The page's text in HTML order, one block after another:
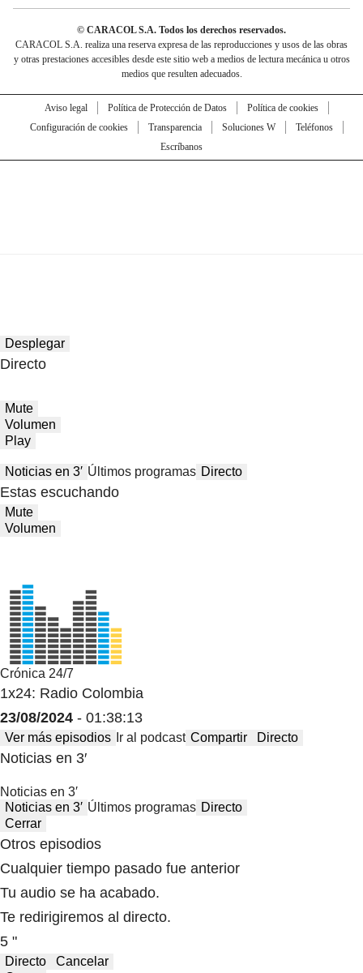
© CARACOL S.A. Todos los derechos reservados.
CARACOL S.A. realiza una reserva expresa de las reproducciones y usos de las obras
y otras prestaciones accesibles desde este sitio web a medios de lectura mecánica u otros
medios que resulten adecuados.
Aviso legal Política de Protección de Datos
Política de cookies
Configuración de cookies
Transparencia Soluciones W
Teléfonos
Escríbanos
Desplegar
Directo
Mute
Volumen
Play
Noticias en 3′ Últimos programas Directo
Estas escuchando
Mute
Volumen
Crónica 24/7
1x24: Radio Colombia
23/08/2024 - 01:38:13
Ver más episodios Ir al podcast Compartir Directo
Noticias en 3′
Noticias en 3′
Noticias en 3′ Últimos programas Directo
Cerrar
Otros episodios
Cualquier tiempo pasado fue anterior
Tu audio se ha acabado.
Te redirigiremos al directo.
5 "
Directo
Cancelar